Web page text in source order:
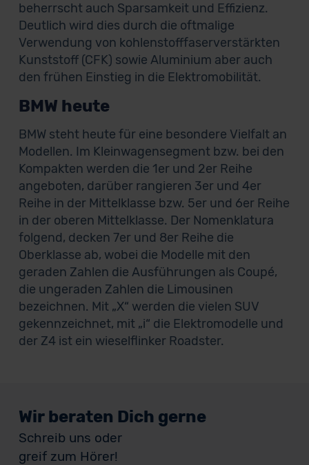
beherrscht auch Sparsamkeit und Effizienz.
Deutlich wird dies durch die oftmalige
Verwendung von kohlenstofffaserverstärkten
Kunststoff (CFK) sowie Aluminium aber auch
den frühen Einstieg in die Elektromobilität.
BMW heute
BMW steht heute für eine besondere Vielfalt an
Modellen. Im Kleinwagensegment bzw. bei den
Kompakten werden die 1er und 2er Reihe
angeboten, darüber rangieren 3er und 4er
Reihe in der Mittelklasse bzw. 5er und 6er Reihe
in der oberen Mittelklasse. Der Nomenklatura
folgend, decken 7er und 8er Reihe die
Oberklasse ab, wobei die Modelle mit den
geraden Zahlen die Ausführungen als Coupé,
die ungeraden Zahlen die Limousinen
bezeichnen. Mit „X“ werden die vielen SUV
gekennzeichnet, mit „i“ die Elektromodelle und
der Z4 ist ein wieselflinker Roadster.
Wir beraten Dich gerne
Schreib uns oder
greif zum Hörer!